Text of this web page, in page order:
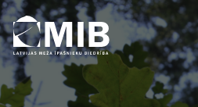
Pārlekt
uz
galveno
saturu